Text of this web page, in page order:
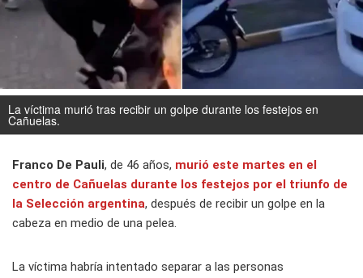
La víctima murió tras recibir un golpe durante los festejos en
Cañuelas.
Franco De Pauli, de 46 años, murió este martes en el
centro de Cañuelas durante los festejos por el triunfo de
la Selección argentina, después de recibir un golpe en la
cabeza en medio de una pelea.
La víctima habría intentado separar a las personas